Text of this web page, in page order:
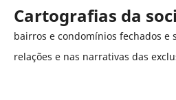
Cartografias da
bairros e condomínios fechados e
relações e nas narrativas das